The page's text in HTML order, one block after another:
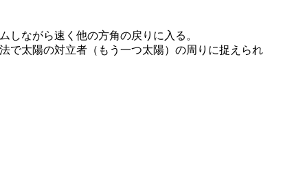
ながら速く他の方角の戻りに入る。
で太陽の対立者（もう一つ太陽）の周りに捉えられ